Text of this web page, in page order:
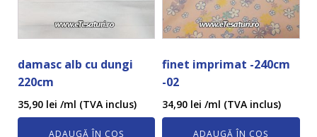
damasc alb cu dungi
220cm
35,90 lei /ml (TVA inclus)
ADAUGĂ ÎN COȘ
finet imprimat -240cm
-02
34,90 lei /ml (TVA inclus)
ADAUGĂ ÎN COȘ